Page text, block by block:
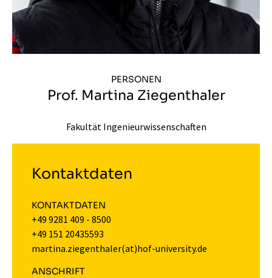
PERSONEN
Prof. Martina Ziegenthaler
Fakultät Ingenieurwissenschaften
Kontaktdaten
KONTAKTDATEN
+49 9281 409 - 8500
+49 151 20435593
martina.ziegenthaler(at)hof-university.de
ANSCHRIFT